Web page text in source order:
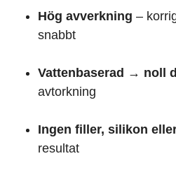
Hög avverkning –
snabbt
Vattenbaserad → noll
avtorkning
Ingen filler, silikon
resultat